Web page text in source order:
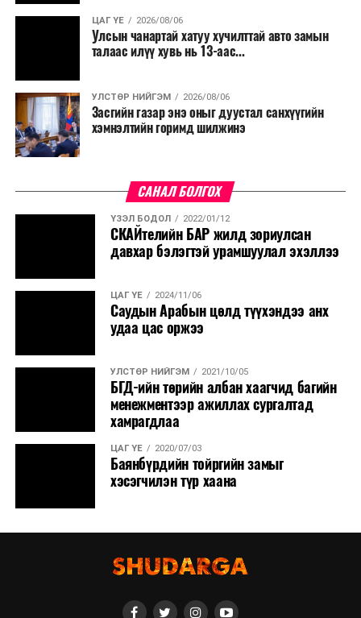
ЦАГ ҮЕ 2026/08/06
Улсын чанартай хатуу хучилттай авто замын
талаас илүү хувь нь 13-аас...
УЛСТӨР НИЙГЭМ 2026/08/06
Засгийн газар энэ оныг дуустал санхүүгийн
хэмнэлтийн горимд шилжинэ
САНАЛ БОЛГОХ
ҮЗЭЛ БОДОЛ 2022/01/12
СКАЙтелийн БАР жилд зориулсан
давхар бэлэгтэй урамшуулал эхэллээ
ЦАГ ҮЕ 2024/11/06
Саудын Арабын цөлд түүхэндээ анх
удаа цас оржээ
УЛСТӨР НИЙГЭМ 2021/10/05
БГД-ийн төрийн албан хаагчид багийн
менежментээр ажиллах сургалтад
хамрагдлаа
ЦАГ ҮЕ 2020/07/03
Баянбүрдийн тойргийн замыг
хэсэгчилэн түр хаана